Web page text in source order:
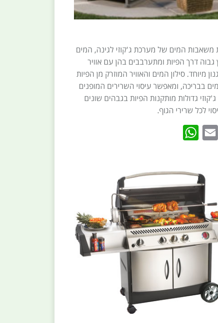
משאבות המים של מערכת ג'קוזי לגינה, המים
דרך הפיות ומתערבבים בהן עם אוויר
מיוחד. סילון המים והאוויר המוזרק מן הפיות
בבריכה, ומאפשר עיסוי השרירים המופנים
ג'קוזי גדולות מותקנות הפיות בגבהים שונים
לכל שרירי הגוף.
Twitter
Email